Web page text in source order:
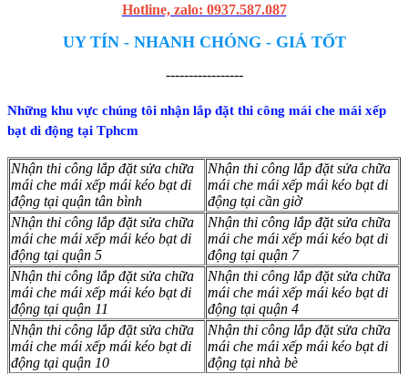
Hotline, zalo: 0937.587.087
UY TÍN - NHANH CHÓNG - GIÁ TỐT
-----------------
Những khu vực chúng tôi nhận lắp đặt thi công mái che mái xếp
bạt di động tại Tphcm
Nhận thi công lắp đặt sửa chữa
mái che mái xếp mái kéo bạt di
động tại quận tân bình
Nhận thi công lắp đặt sửa chữa
mái che mái xếp mái kéo bạt di
động tại cần giờ
Nhận thi công lắp đặt sửa chữa
mái che mái xếp mái kéo bạt di
động tại quận 5
Nhận thi công lắp đặt sửa chữa
mái che mái xếp mái kéo bạt di
động tại quận 7
Nhận thi công lắp đặt sửa chữa
mái che mái xếp mái kéo bạt di
động tại quận 11
Nhận thi công lắp đặt sửa chữa
mái che mái xếp mái kéo bạt di
động tại quận 4
Nhận thi công lắp đặt sửa chữa
mái che mái xếp mái kéo bạt di
động tại quận 10
Nhận thi công lắp đặt sửa chữa
mái che mái xếp mái kéo bạt di
động tại nhà bè